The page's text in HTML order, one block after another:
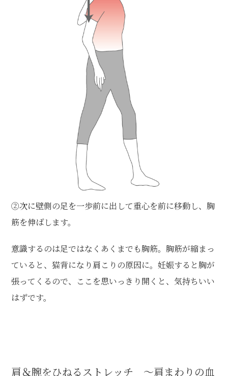
②次に壁側の足を一歩前に出して重心を前に移動し、胸
筋を伸ばします。
意識するのは足ではなくあくまでも胸筋。胸筋が縮まっ
ていると、猫背になり肩こりの原因に。妊娠すると胸が
張ってくるので、ここを思いっきり開くと、気持ちいい
はずです。
肩＆腕をひねるストレッチ ～肩まわりの血